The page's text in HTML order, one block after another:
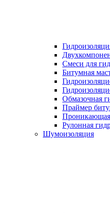
Смеси для
Битумная
Обмазочная
Праймер
Проникающая
Рулонная
Шумоизоляция